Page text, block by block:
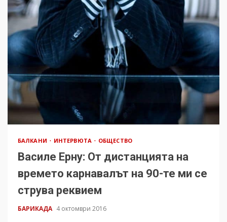
БАЛКАНИ ИНТЕРВЮТА ОБЩЕСТВО
Василе Ерну: От дистанцията на
времето карнавалът на 90-те ми се
струва реквием
БАРИКАДА 4 октомври 2016